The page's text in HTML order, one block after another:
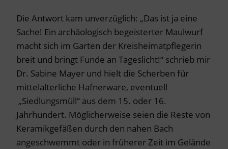
Die Antwort kam unverzüglich: „Das ist ja eine
Sache! Ein archäologisch begeisterter Maulwurf
macht sich im Garten der Kreisheimatpflegerin
breit und bringt Funde an Tageslicht!“ schrieb mir
Dr. Sabine Mayer und hielt die Scherben für
mittelalterliche Hafnerware, eventuell
„Siedlungsmüll“ aus dem 15. oder 16.
Jahrhundert. Möglicherweise seien die Reste von
Keramikgefäßen durch den nahen Bach
angeschwemmt oder in früherer Zeit im Gelände